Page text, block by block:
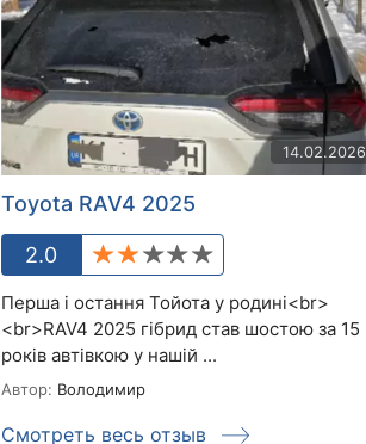
14.02.2026
Toyota RAV4 2025
2.0
Перша і остання Тойота у родині<br>
<br>RAV4 2025 гібрид став шостою за 15
років автівкою у нашій ...
Автор: Володимир
Смотреть весь отзыв